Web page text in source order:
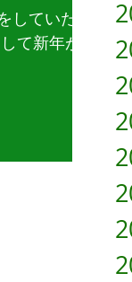
ていただ
て新年が